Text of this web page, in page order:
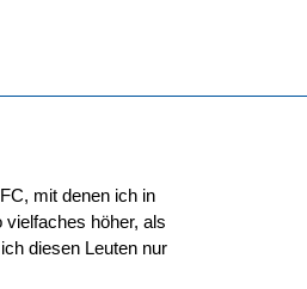
mit denen ich in
höher, als
diesen Leuten nur